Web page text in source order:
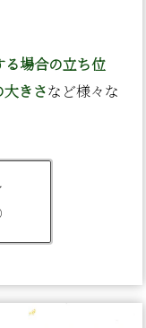
場合の立ち位
きさなど様々な